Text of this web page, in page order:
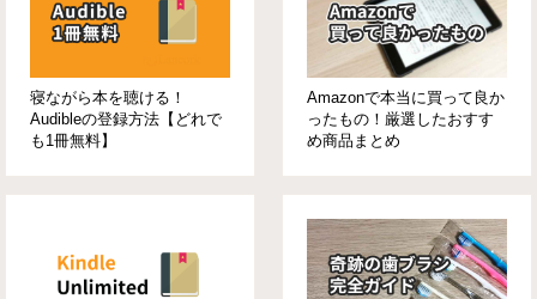
寝ながら本を聴ける！
Audibleの登録方法【どれで
も1冊無料】
Amazonで本当に買って良か
ったもの！厳選したおすす
め商品まとめ